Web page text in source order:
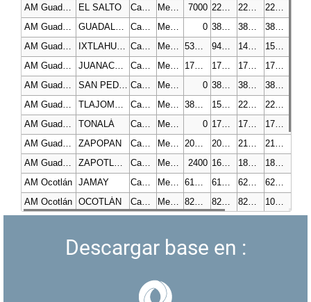
AM Guadalajara
EL SALTO Capacidad de almacenamiento de agua en metros cúbicos para fines pecuarios Metros cúbicos 7000 229400 229400
229400
AM Guadalajara
GUADALAJARA Capacidad de almacenamiento de agua en metros cúbicos para fines pecuarios Metros cúbicos 0 385629.96 385629.96
385629.96
AM Guadalajara
IXTLAHUACÁN DE LOS MEMBRILLOS Capacidad de almacenamiento de agua en metros cúbicos para fines pecuarios Metros cúbicos 53550 94030 141830
154590
AM Guadalajara
JUANACATLÁN Capacidad de almacenamiento de agua en metros cúbicos para fines pecuarios Metros cúbicos 17900 17900 17900
17900
AM Guadalajara
SAN PEDRO TLAQUEPAQUE Capacidad de almacenamiento de agua en metros cúbicos para fines pecuarios Metros cúbicos 0 38571.26 38571.26
38571.26
AM Guadalajara
TLAJOMULCO DE ZÚÑIGA Capacidad de almacenamiento de agua en metros cúbicos para fines pecuarios Metros cúbicos 38571.26 15450 22450
22450
AM Guadalajara
TONALÁ Capacidad de almacenamiento de agua en metros cúbicos para fines pecuarios Metros cúbicos 0 170347 170347
170347
AM Guadalajara
ZAPOPAN Capacidad de almacenamiento de agua en metros cúbicos para fines pecuarios Metros cúbicos 206565 206565 212805
212805
AM Guadalajara
ZAPOTLANEJO Capacidad de almacenamiento de agua en metros cúbicos para fines pecuarios Metros cúbicos 2400 16200 18410
18410
AM Ocotlán JAMAY Capacidad de almacenamiento de agua en metros cúbicos para fines pecuarios Metros cúbicos 61860 61860 62820
62820
AM Ocotlán OCOTLÁN Capacidad de almacenamiento de agua en metros cúbicos para fines pecuarios Metros cúbicos 82200 82200 82200
103690
Descargar base en :